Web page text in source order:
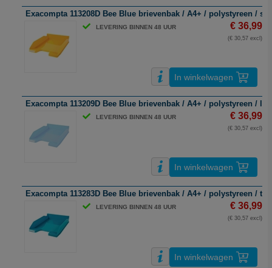
Exacompta 113208D Bee Blue brievenbak / A4+ / polystyreen /
LEVERING BINNEN 48 UUR € 36,99
(€ 30,57 excl)
In winkelwagen
Exacompta 113209D Bee Blue brievenbak / A4+ / polystyreen /
LEVERING BINNEN 48 UUR € 36,99
(€ 30,57 excl)
In winkelwagen
Exacompta 113283D Bee Blue brievenbak / A4+ / polystyreen /
LEVERING BINNEN 48 UUR € 36,99
(€ 30,57 excl)
In winkelwagen